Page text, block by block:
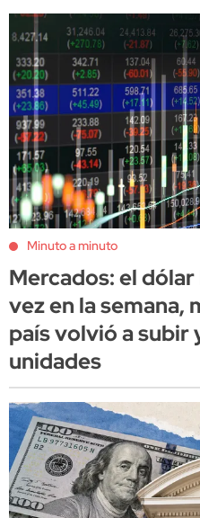
Minuto a minuto
Mercados: el
vez en la semana,
país volvió a subir
unidades